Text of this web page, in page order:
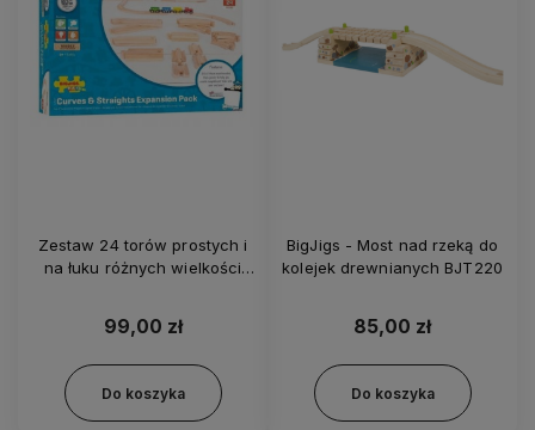
Zestaw 24 torów prostych i
na łuku różnych wielkości
99,00 zł
Do koszyka
BigJigs - Most nad rzeką do
kolejek drewnianych BJT220
85,00 zł
Do koszyka